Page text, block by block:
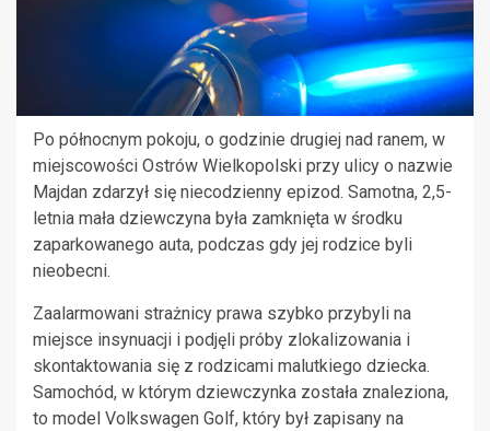
Po północnym pokoju, o godzinie drugiej nad ranem, w
miejscowości Ostrów Wielkopolski przy ulicy o nazwie
Majdan zdarzył się niecodzienny epizod. Samotna, 2,5-
letnia mała dziewczyna była zamknięta w środku
zaparkowanego auta, podczas gdy jej rodzice byli
nieobecni.
Zaalarmowani strażnicy prawa szybko przybyli na
miejsce insynuacji i podjęli próby zlokalizowania i
skontaktowania się z rodzicami malutkiego dziecka.
Samochód, w którym dziewczynka została znaleziona,
to model Volkswagen Golf, który był zapisany na